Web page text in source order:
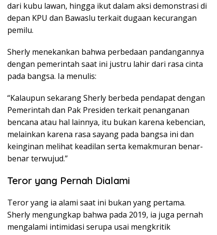
dari kubu lawan, hingga ikut dalam aksi demonstrasi di
depan KPU dan Bawaslu terkait dugaan kecurangan
pemilu.
Sherly menekankan bahwa perbedaan pandangannya
dengan pemerintah saat ini justru lahir dari rasa cinta
pada bangsa. Ia menulis:
“Kalaupun sekarang Sherly berbeda pendapat dengan
Pemerintah dan Pak Presiden terkait penanganan
bencana atau hal lainnya, itu bukan karena kebencian,
melainkan karena rasa sayang pada bangsa ini dan
keinginan melihat keadilan serta kemakmuran benar-
benar terwujud.”
Teror yang Pernah Dialami
Teror yang ia alami saat ini bukan yang pertama.
Sherly mengungkap bahwa pada 2019, ia juga pernah
mengalami intimidasi serupa usai mengkritik